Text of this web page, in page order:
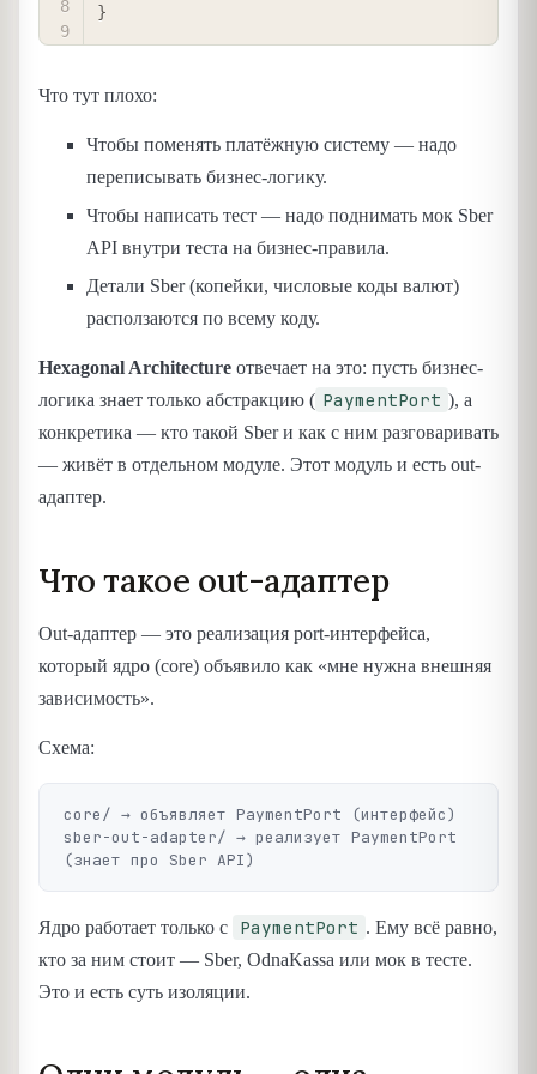
}
Что тут плохо:
Чтобы поменять платёжную систему — надо
переписывать бизнес-логику.
Чтобы написать тест — надо поднимать мок Sber
API внутри теста на бизнес-правила.
Детали Sber (копейки, числовые коды валют)
расползаются по всему коду.
Hexagonal Architecture отвечает на это: пусть бизнес-
логика знает только абстракцию ( PaymentPort ), а
конкретика — кто такой Sber и как с ним разговаривать
— живёт в отдельном модуле. Этот модуль и есть out-
адаптер.
Что такое out-адаптер
Out-адаптер — это реализация port-интерфейса,
который ядро (core) объявило как «мне нужна внешняя
зависимость».
Схема:
core/ → объявляет PaymentPort (интерфейс)
sber-out-adapter/ → реализует PaymentPort
Ядро работает только с PaymentPort . Ему всё равно,
кто за ним стоит — Sber, OdnaKassa или мок в тесте.
Это и есть суть изоляции.